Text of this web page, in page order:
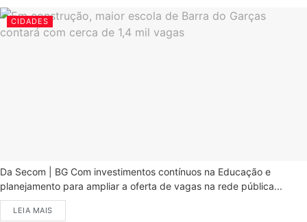
CIDADES
Da Secom | BG Com investimentos contínuos na Educação e
planejamento para ampliar a oferta de vagas na rede pública...
LEIA MAIS